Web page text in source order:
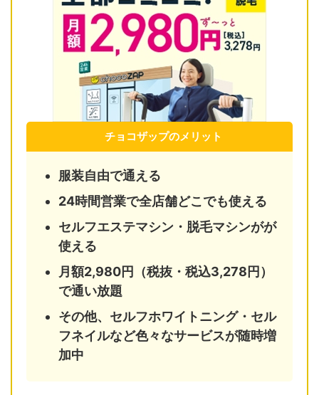
チョコザップのメリット
服装自由で通える
24時間営業で全店舗どこでも使える
セルフエステマシン・脱毛マシンがが
使える
月額2,980円（税抜・税込3,278円）
で通い放題
その他、セルフホワイトニング・セル
フネイルなど色々なサービスが随時増
加中